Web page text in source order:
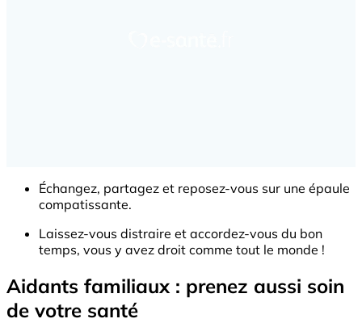
Échangez, partagez et reposez-vous sur une épaule
compatissante.
Laissez-vous distraire et accordez-vous du bon
temps, vous y avez droit comme tout le monde !
Aidants familiaux : prenez aussi soin
de votre santé